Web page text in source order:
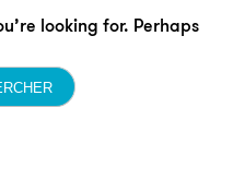
looking for. Perhaps